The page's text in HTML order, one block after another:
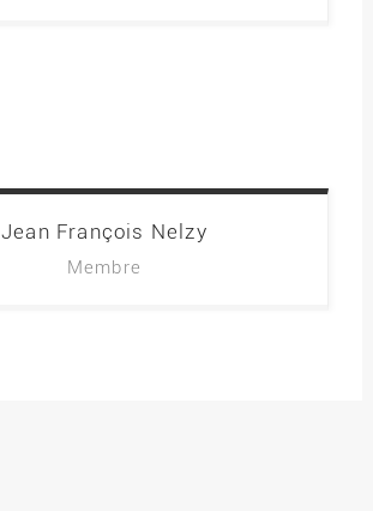
Jean François Nelzy
Membre